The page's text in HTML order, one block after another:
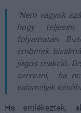
"Nem vagyok
hogy teljesen
folyamatán.
emberek
jogos reakció.
szerezni, ha
valamelyik
Ha emlékeztek,